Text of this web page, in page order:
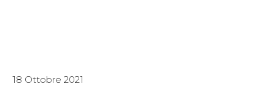
18 Ottobre 2021